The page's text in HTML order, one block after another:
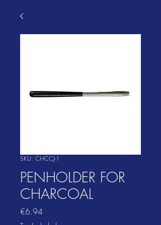
SKU: CHCCJ-1
PENHOLDER FOR
CHARCOAL
€6.94Price